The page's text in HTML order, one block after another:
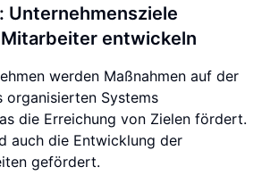
Unternehmensziele
entwickeln
werden Maßnahmen auf der
organisierten Systems
die Erreichung von Zielen fördert.
auch die Entwicklung der
gefördert.